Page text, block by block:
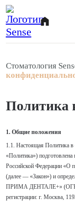
Стоматология
Политика
1. Общие положения
1.1. Настоящая Политика
«Политика») подготовлена
Российской Федерации «О
(далее — «Закон») и
ПРИМА ДЕНТАЛЕ+»
регистрации: г. Москва,